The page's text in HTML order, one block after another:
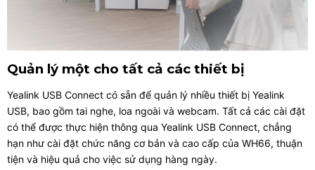
Quản lý một cho tất cả các thiết bị
Yealink USB Connect có sẵn để quản lý nhiều thiết bị Yealink
USB, bao gồm tai nghe, loa ngoài và webcam. Tất cả các cài đặt
có thể được thực hiện thông qua Yealink USB Connect, chẳng
hạn như cài đặt chức năng cơ bản và cao cấp của WH66, thuận
tiện và hiệu quả cho việc sử dụng hàng ngày.